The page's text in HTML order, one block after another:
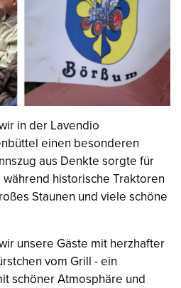
in der Lavendio
einen besonderen
aus Denkte sorgte für
historische Traktoren
Staunen und viele schöne
unsere Gäste mit herzhafter
vom Grill - ein
schöner Atmosphäre und